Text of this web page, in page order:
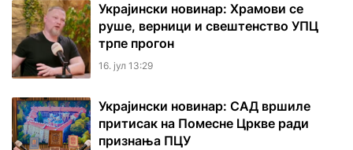
Украјински новинар: Храмови се
руше, верници и свештенство УПЦ
трпе прогон
16. јул 13:29
Украјински новинар: САД вршиле
притисак на Помесне Цркве ради
признања ПЦУ